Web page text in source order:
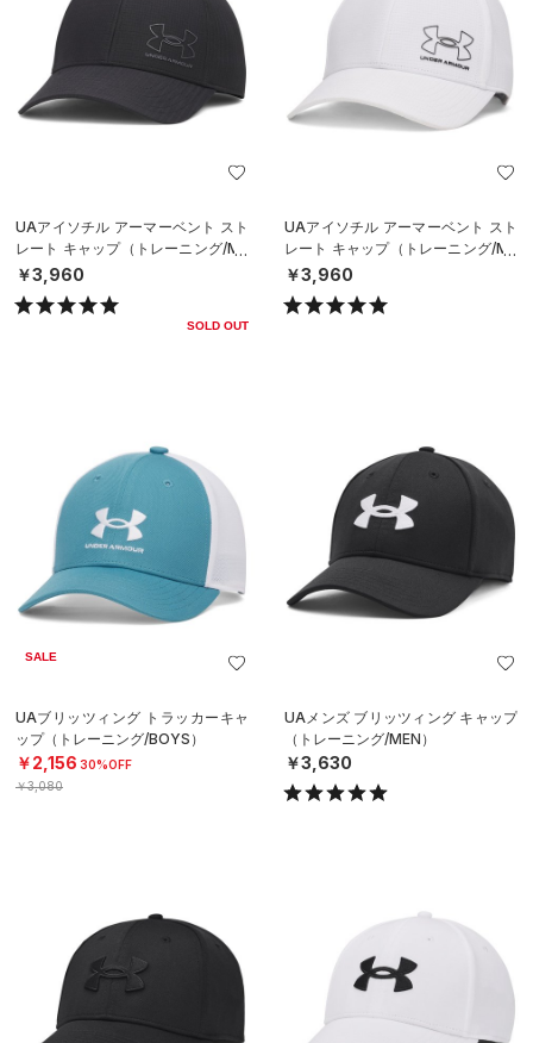
UAアイソチル アーマーベント スト
レート キャップ（トレーニング/ME
N）
￥3,960
SOLD OUT
UAアイソチル アーマーベント スト
レート キャップ（トレーニング/ME
N）
￥3,960
SALE
UAブリッツィング トラッカーキャ
ップ（トレーニング/BOYS）
￥2,156 30%OFF
￥3,080
UAメンズ ブリッツィング キャップ
（トレーニング/MEN）
￥3,630